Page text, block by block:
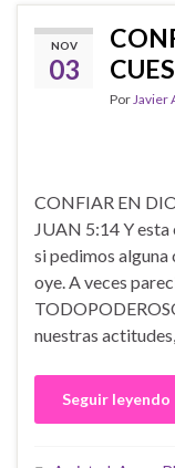
NOV
03
Por Javier
CONFIAR EN
JUAN 5:14 Y esta
si pedimos alguna
oye. A veces
nuestras
Seguir leyendo